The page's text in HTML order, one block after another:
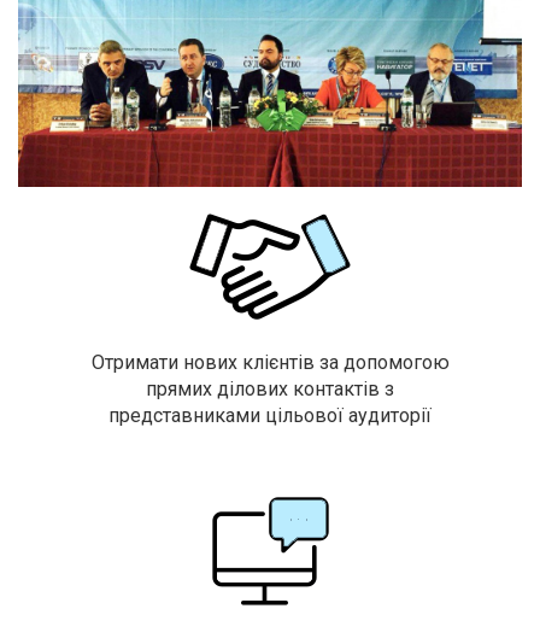
Отримати нових клієнтів за допомогою
прямих ділових контактів з
представниками цільової аудиторії